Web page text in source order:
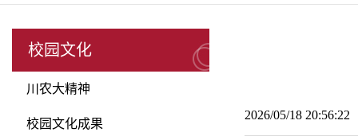
校园文化
川农大精神
校园文化成果
2026/05/18